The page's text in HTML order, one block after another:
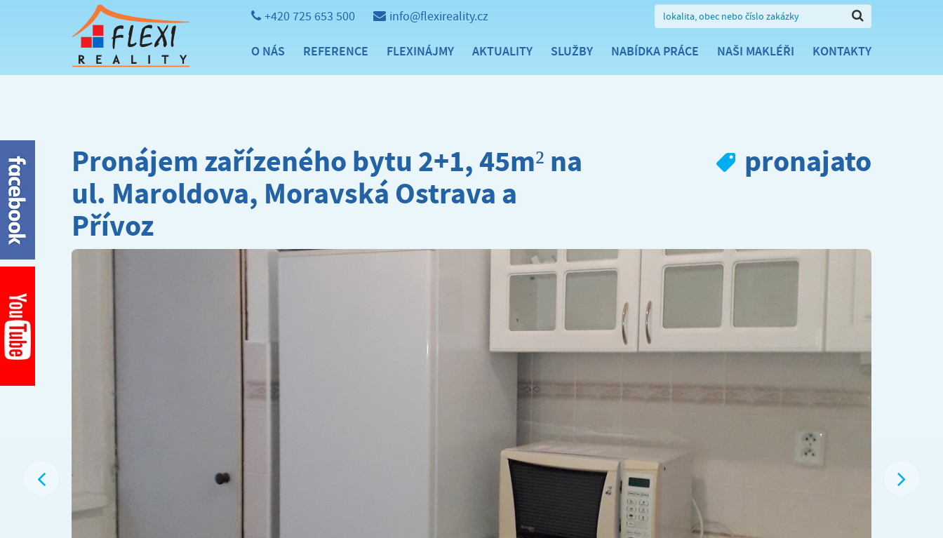
+420 725 653 500 info@flexireality.cz
O NÁS REFERENCE FLEXINÁJMY AKTUALITY SLUŽBY NABÍDKA PRÁCE NAŠI MAKLÉŘI KONTAKTY
Pronájem zařízeného bytu 2+1, 45m² na
ul. Maroldova, Moravská Ostrava a
Přívoz
pronajato